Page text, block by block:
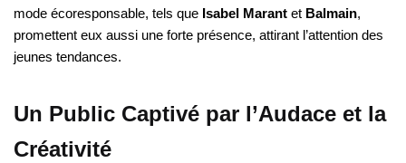
mode écoresponsable, tels que Isabel Marant et Balmain,
promettent eux aussi une forte présence, attirant l’attention des
jeunes tendances.
Un Public Captivé par l’Audace et la
Créativité